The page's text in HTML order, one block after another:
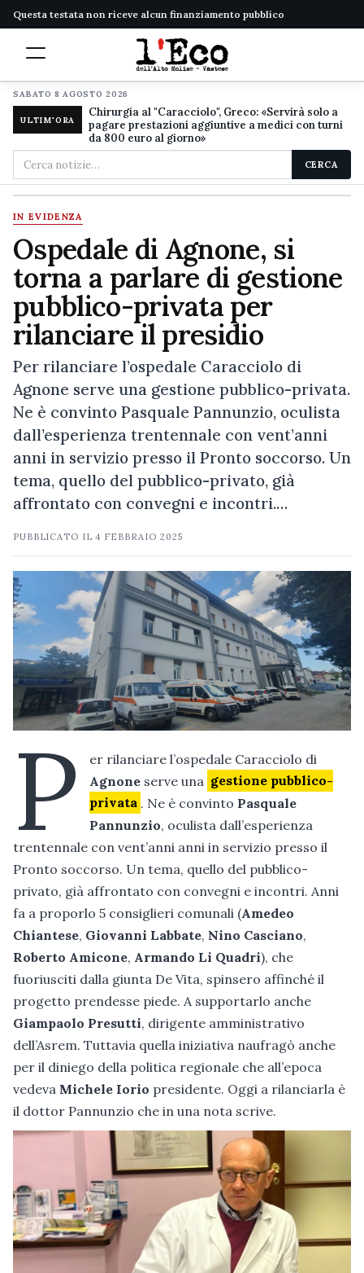
Questa testata non riceve alcun finanziamento pubblico
SABATO 8 AGOSTO 2026
ULTIM'ORA
Chirurgia al "Caracciolo", Greco: «Servirà solo a
pagare prestazioni aggiuntive a medici con turni
da 800 euro al giorno»
Cerca
nel
sito
CERCA
IN EVIDENZA
Ospedale di Agnone, si
torna a parlare di gestione
pubblico-privata per
rilanciare il presidio
Per rilanciare l’ospedale Caracciolo di
Agnone serve una gestione pubblico-privata.
Ne è convinto Pasquale Pannunzio, oculista
dall’esperienza trentennale con vent’anni
anni in servizio presso il Pronto soccorso. Un
tema, quello del pubblico-privato, già
affrontato con convegni e incontri.…
PUBBLICATO IL4 FEBBRAIO 2025
P
er rilanciare l’ospedale Caracciolo di
Agnone serve una gestione pubblico-
privata . Ne è convinto Pasquale
Pannunzio, oculista dall’esperienza
trentennale con vent’anni anni in servizio presso il
Pronto soccorso. Un tema, quello del pubblico-
privato, già affrontato con convegni e incontri. Anni
fa a proporlo 5 consiglieri comunali (Amedeo
Chiantese, Giovanni Labbate, Nino Casciano,
Roberto Amicone, Armando Li Quadri), che
fuoriusciti dalla giunta De Vita, spinsero affinché il
progetto prendesse piede. A supportarlo anche
Giampaolo Presutti, dirigente amministrativo
dell’Asrem. Tuttavia quella iniziativa naufragò anche
per il diniego della politica regionale che all’epoca
vedeva Michele Iorio presidente. Oggi a rilanciarla è
il dottor Pannunzio che in una nota scrive.